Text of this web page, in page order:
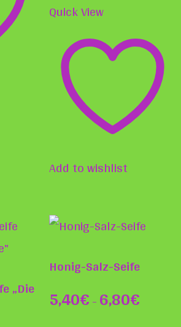
werdenQuick View
Add to wishlist
„Die
Honig-Salz-Seife
5,40€–6,80€